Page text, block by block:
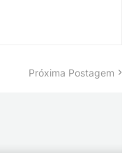
Próxima Postagem